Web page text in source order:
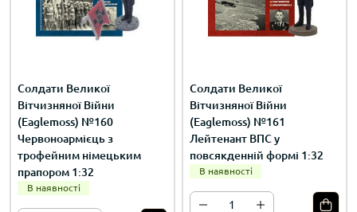
Солдати Великої
Вітчизняної Війни
(Eaglemoss) №160
Червоноармієць з
трофейним німецьким
прапором 1:32
В наявності
Солдати Великої
Вітчизняної Війни
(Eaglemoss) №161
Лейтенант ВПС у
повсякденній формі 1:32
В наявності